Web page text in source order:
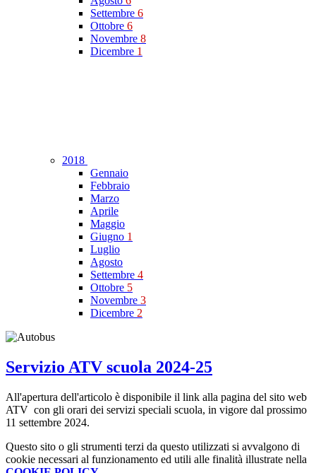
Settembre 6
Ottobre 6
Novembre 8
Dicembre 1
2018
Gennaio
Febbraio
Marzo
Aprile
Maggio
Giugno 1
Luglio
Agosto
Settembre 4
Ottobre 5
Novembre 3
Dicembre 2
Servizio ATV scuola 2024-25
All'apertura dell'articolo è disponibile il link alla pagina del sito web
ATV con gli orari dei servizi speciali scuola, in vigore dal prossimo
11 settembre 2024.
Questo sito o gli strumenti terzi da questo utilizzati si avvalgono di
cookie necessari al funzionamento ed utili alle finalità illustrate nella